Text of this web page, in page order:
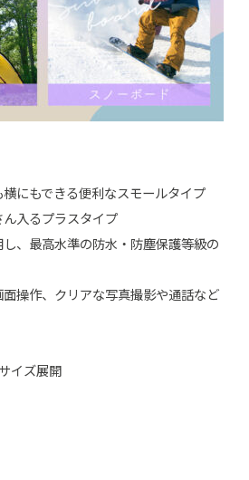
にもできる便利なスモールタイプ
入るプラスタイプ
、最高水準の防水・防塵保護等級の
操作、クリアな写真撮影や通話など
イズ展開